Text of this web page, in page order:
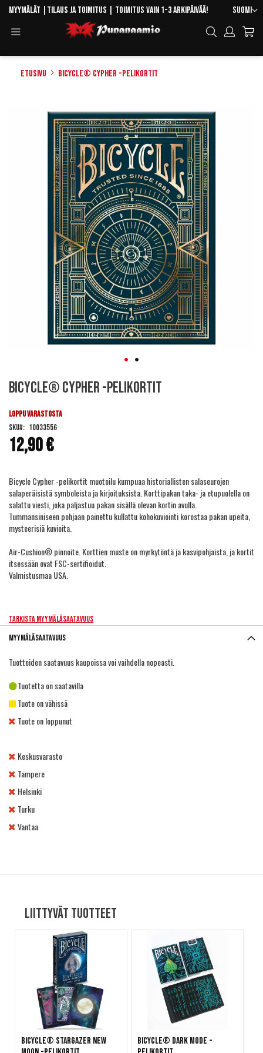
Skip
Content
Kieli
Suomi
Myymälät Tilaus ja toimitus | Toimitus vain 1-3 arkipäivää!
Hae
Etusivu Bicycle® Cypher -pelikortit
to
beginning
the
images
gallery
Bicycle® Cypher -pelikortit
12,90 €
LOPPU VARASTOSTA
SKU
10033556
Bicycle Cypher -pelikortit muotoilu kumpuaa historiallisten salaseurojen
salaperäisistä symboleista ja kirjoituksista. Korttipakan taka- ja etupuolella on
salattu viesti, joka paljastuu pakan sisällä olevan kortin avulla.
Tummansiniseen pohjaan painettu kullattu kohokuviointi korostaa pakan upeita,
mysteerisiä kuvioita.
Air-Cushion® pinnoite. Korttien muste on myrkytöntä ja kasvipohjaista, ja kortit
itsessään ovat FSC-sertifioidut.
Valmistusmaa USA.
Tarkista myymäläsaatavuus
Myymäläsaatavuus
Tuotteiden saatavuus kaupoissa voi vaihdella nopeasti.
Tuotetta on saatavilla
Tuote on vähissä
Tuote on loppunut
Keskusvarasto
Tampere
Helsinki
Turku
Vantaa
Liittyvät tuotteet
Bicycle® Stargazer New
Bicycle® Dark Mode -